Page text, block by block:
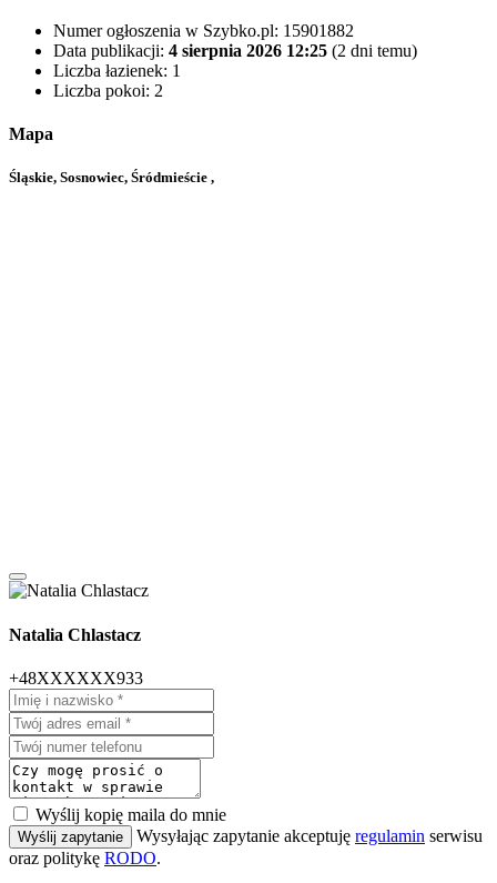
Numer ogłoszenia w Szybko.pl: 15901882
Data publikacji: 4 sierpnia 2026 12:25 (2 dni temu)
Liczba łazienek: 1
Liczba pokoi: 2
Mapa
Śląskie, Sosnowiec, Śródmieście ,
Natalia Chlastacz
+48XXXXXX933
Wyślij kopię maila do mnie
Wyślij zapytanie Wysyłając zapytanie akceptuję regulamin serwisu
oraz politykę RODO.